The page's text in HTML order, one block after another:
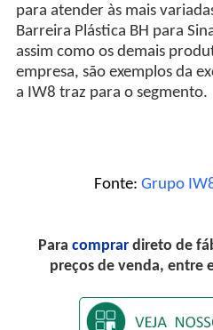
para atender às mais
Barreira Plástica BH para
assim como os demais
empresa, são exemplos da
a IW8 traz para o segmento.
Fonte: Grupo
Para comprar direto de
preços de venda, entre